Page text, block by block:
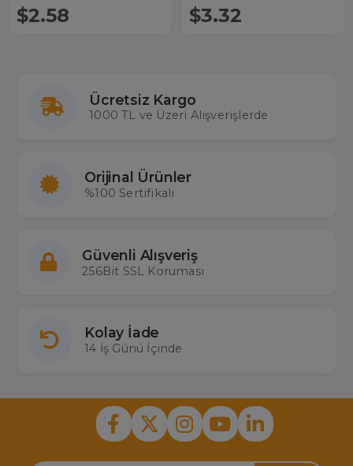
İnternet Kablosu
$2.58
Ethernet İnternet Kablosu
$3.32
Ücretsiz Kargo
1000 TL ve Üzeri Alışverişlerde
Orijinal Ürünler
%100 Sertifikalı
Güvenli Alışveriş
256Bit SSL Koruması
Kolay İade
14 İş Günü İçinde